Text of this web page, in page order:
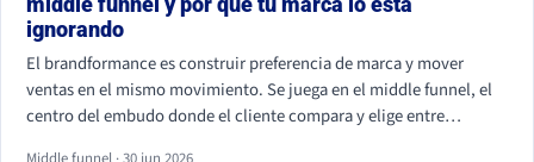
ignorando
El brandformance es construir preferencia de marca y mover
ventas en el mismo movimiento. Se juega en el middle funnel, el
centro del embudo donde el cliente compara y elige entre